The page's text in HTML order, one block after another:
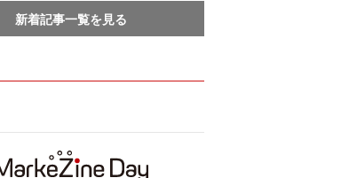
新着記事一覧を見る